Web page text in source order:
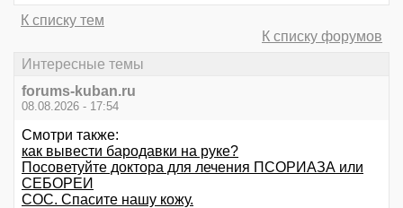
К списку тем
К списку форумов
Интересные темы
forums-kuban.ru
08.08.2026 - 17:54
Смотри также:
как вывести бародавки на руке?
Посоветуйте доктора для лечения ПСОРИАЗА или
СЕБОРЕИ
СОС. Спасите нашу кожу.